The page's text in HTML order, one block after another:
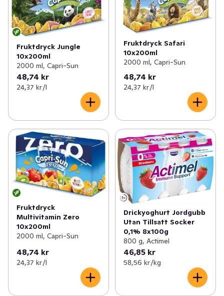
Fruktdryck Jungle
10x200ml
2000 ml, Capri-Sun
48,74 kr
24,37 kr /l
Fruktdryck Safari
10x200ml
2000 ml, Capri-Sun
48,74 kr
24,37 kr /l
Fruktdryck
Multivitamin Zero
10x200ml
2000 ml, Capri-Sun
48,74 kr
24,37 kr /l
Drickyoghurt Jordgubb
Utan Tillsatt Socker
0,1% 8x100g
800 g, Actimel
46,85 kr
58,56 kr /kg